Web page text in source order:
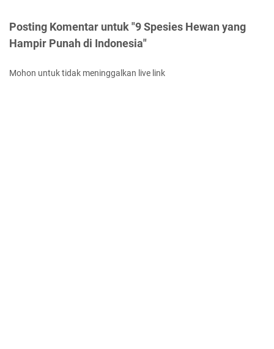
Posting Komentar untuk "9 Spesies Hewan yang
Hampir Punah di Indonesia"
Mohon untuk tidak meninggalkan live link